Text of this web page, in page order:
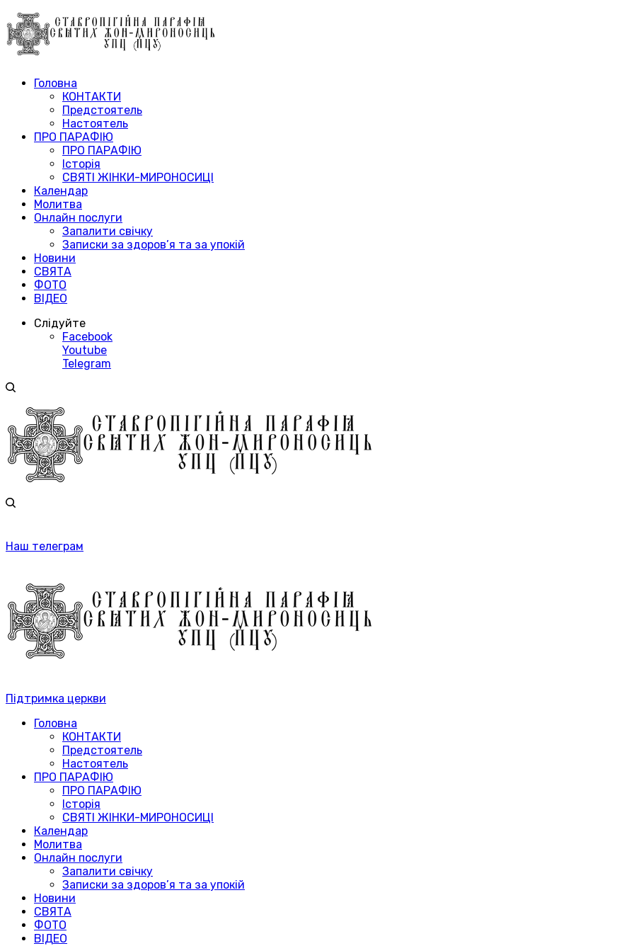
Головна
КОНТАКТИ
Предстоятель
Настоятель
ПРО ПАРАФІЮ
ПРО ПАРАФІЮ
Історія
СВЯТІ ЖІНКИ-МИРОНОСИЦІ
Календар
Молитва
Онлайн послуги
Запалити свічку
Записки за здоров’я та за упокій
Новини
СВЯТА
ФОТО
ВІДЕО
Слідуйте
Facebook
Youtube
Telegram
Наш телеграм
Підтримка церкви
Головна
КОНТАКТИ
Предстоятель
Настоятель
ПРО ПАРАФІЮ
ПРО ПАРАФІЮ
Історія
СВЯТІ ЖІНКИ-МИРОНОСИЦІ
Календар
Молитва
Онлайн послуги
Запалити свічку
Записки за здоров’я та за упокій
Новини
СВЯТА
ФОТО
ВІДЕО